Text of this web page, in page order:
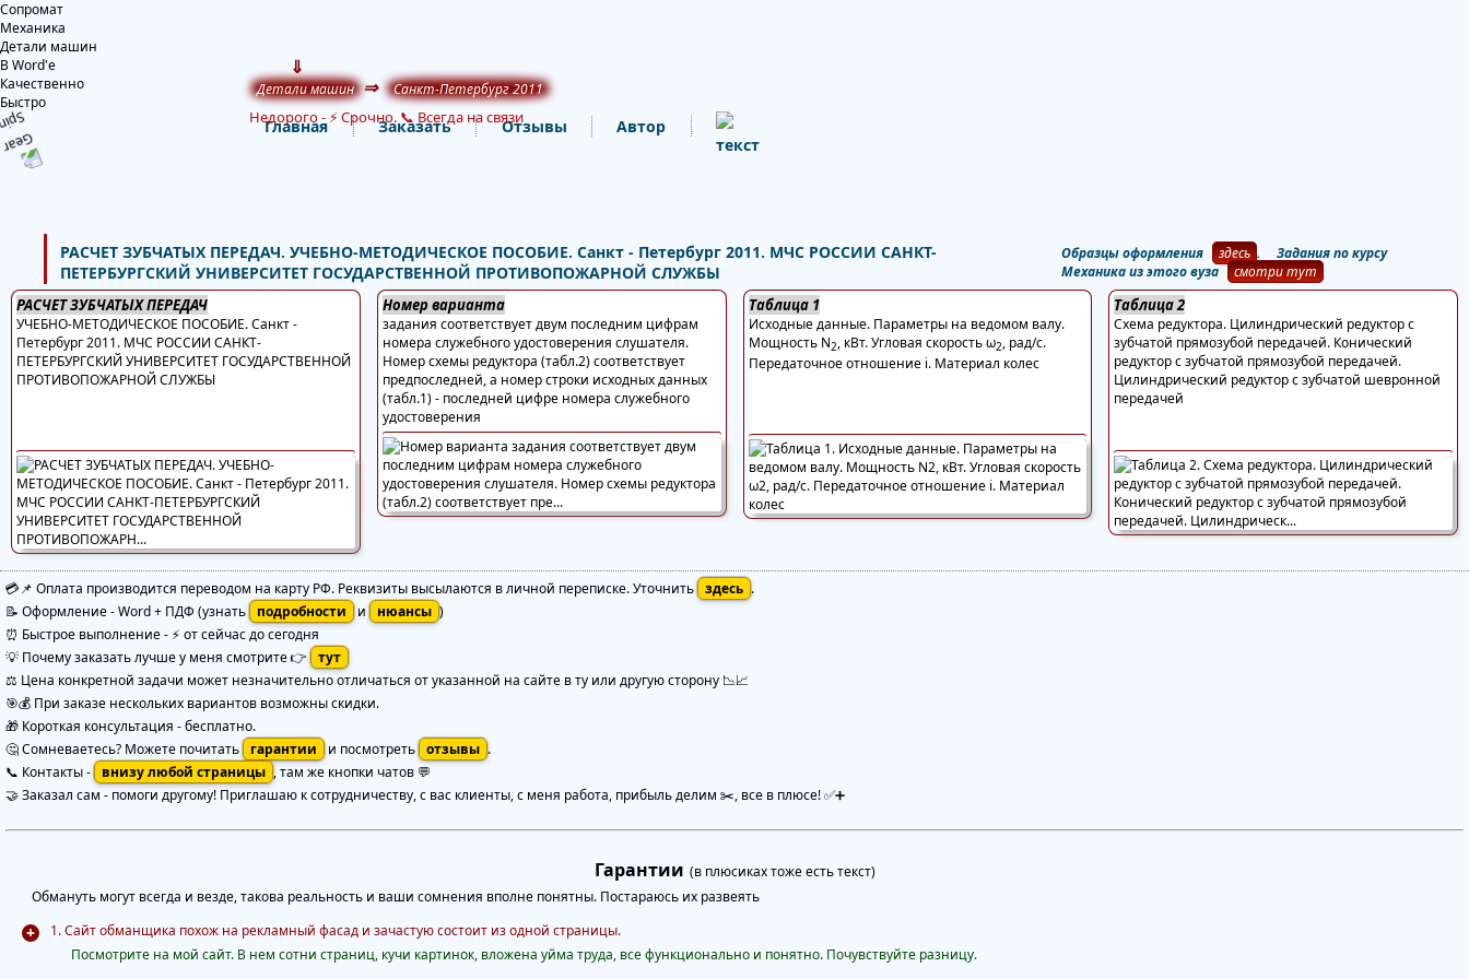
Сопромат
Механика
Детали машин
В Word'е
Качественно
Быстро
Главная Заказать Отзывы Автор
⇓
Детали машин ⇒ Санкт-Петербург 2011
Недорого- ⚡ Срочно. 📞 Всегда на связи
РАСЧЕТ ЗУБЧАТЫХ ПЕРЕДАЧ. УЧЕБНО-МЕТОДИЧЕСКОЕ ПОСОБИЕ. Санкт - Петербург 2011. МЧС РОССИИ САНКТ-
ПЕТЕРБУРГСКИЙ УНИВЕРСИТЕТ ГОСУДАРСТВЕННОЙ ПРОТИВОПОЖАРНОЙ СЛУЖБЫ
Образцы оформления здесь . Задания по курсу
Механика из этого вуза
смотри тут
РАСЧЕТ ЗУБЧАТЫХ ПЕРЕДАЧ
УЧЕБНО-МЕТОДИЧЕСКОЕ ПОСОБИЕ. Санкт -
Петербург 2011. МЧС РОССИИ САНКТ-
ПЕТЕРБУРГСКИЙ УНИВЕРСИТЕТ ГОСУДАРСТВЕННОЙ
ПРОТИВОПОЖАРНОЙ СЛУЖБЫ
Номер варианта
задания соответствует двум последним цифрам
номера служебного удостоверения слушателя.
Номер схемы редуктора (табл.2) соответствует
предпоследней, а номер строки исходных данных
(табл.1) - последней цифре номера служебного
удостоверения
Таблица 1
Исходные данные. Параметры на ведомом валу.
Мощность N2, кВт. Угловая скорость ω2, рад/с.
Передаточное отношение i. Материал колес
Таблица 2
Схема редуктора. Цилиндрический редуктор с
зубчатой прямозубой передачей. Конический
редуктор с зубчатой прямозубой передачей.
Цилиндрический редуктор с зубчатой шевронной
передачей
💳📌 Оплата производится переводом на карту РФ. Реквизиты высылаются в личной переписке. Уточнить здесь .
📝 Оформление-Word + ПДФ (узнать подробности и нюансы )
⏰ Быстрое выполнение- ⚡ от сейчас до сегодня
💡 Почему заказать лучше у меня смотрите 👉
тут
⚖️ Цена конкретной задачи может незначительно отличаться от указанной на сайте в ту или другую сторону 📉📈
🎯💰 При заказе нескольких вариантов возможны скидки.
🎁 Короткая консультация - бесплатно.
🤔 Сомневаетесь? Можете почитать
гарантии и посмотреть отзывы .
📞 Контакты -
внизу любой страницы , там же кнопки чатов 💬
🤝 Заказал сам - помоги другому! Приглашаю к сотрудничеству, с вас клиенты, с меня работа, прибыль делим ✂️, все в плюсе! ✅➕
Гарантии (в плюсиках тоже есть текст)
Обмануть могут всегда и везде, такова реальность и ваши сомнения вполне понятны. Постараюсь их развеять
1. Сайт обманщика похож на рекламный фасад и зачастую состоит из одной страницы.
Посмотрите на мой сайт. В нем сотни страниц, кучи картинок, вложена уйма труда, все функционально и понятно. Почувствуйте разницу.